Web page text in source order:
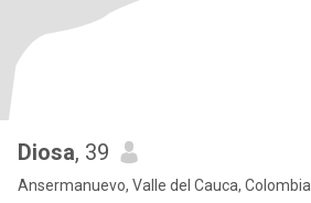
Diosa, 39
Ansermanuevo, Valle del Cauca, Colombia